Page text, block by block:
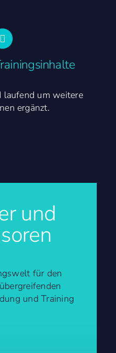
um weitere
ergänzt.
und
für den
und Training